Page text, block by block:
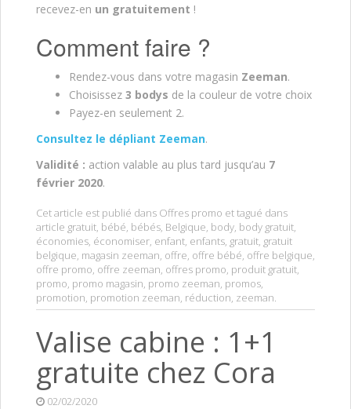
recevez-en un gratuitement !
Comment faire ?
Rendez-vous dans votre magasin Zeeman.
Choisissez 3 bodys de la couleur de votre choix
Payez-en seulement 2.
Consultez le dépliant Zeeman.
Validité : action valable au plus tard jusqu’au 7
février 2020.
Cet article est publié dans Offres promo et tagué dans
article gratuit, bébé, bébés, Belgique, body, body gratuit,
économies, économiser, enfant, enfants, gratuit, gratuit
belgique, magasin zeeman, offre, offre bébé, offre belgique,
offre promo, offre zeeman, offres promo, produit gratuit,
promo, promo magasin, promo zeeman, promos,
promotion, promotion zeeman, réduction, zeeman.
Valise cabine : 1+1
gratuite chez Cora
02/02/2020